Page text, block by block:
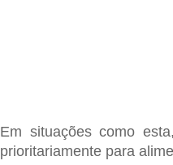
Em situações como
prioritariamente para